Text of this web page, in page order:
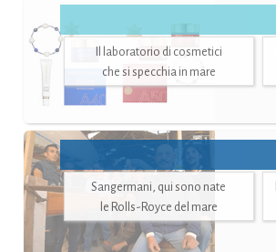
Il laboratorio di cosmetici
che si specchia in mare
Sangermani, qui sono nate
le Rolls-Royce del mare